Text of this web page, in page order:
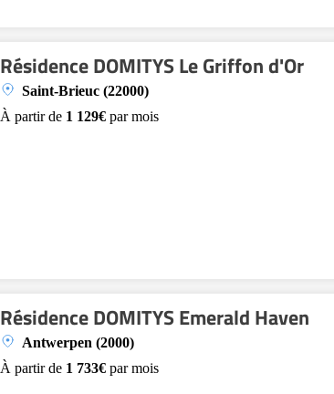
Résidence DOMITYS Le Griffon d'Or
Saint-Brieuc (22000)
À partir de 1 129€ par mois
Résidence DOMITYS Emerald Haven
Antwerpen (2000)
À partir de 1 733€ par mois